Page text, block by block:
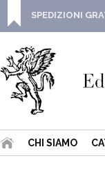
SPEDIZIONI
CHI SIAMO